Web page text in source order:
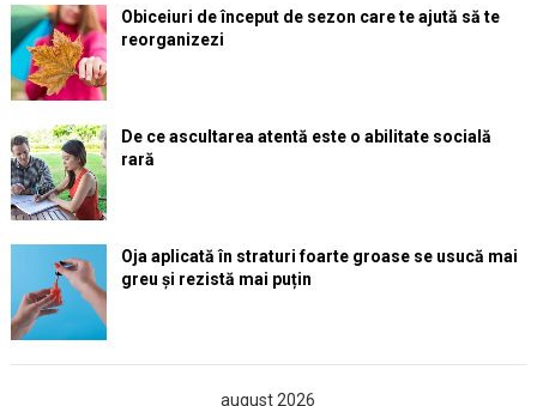
Obiceiuri de început de sezon care te ajută să te
reorganizezi
De ce ascultarea atentă este o abilitate socială
rară
Oja aplicată în straturi foarte groase se usucă mai
greu și rezistă mai puțin
august 2026